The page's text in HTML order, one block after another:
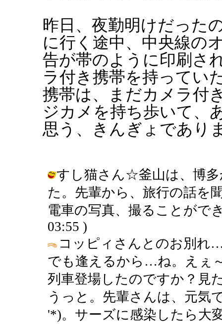
昨日、夜勤明けだった
に行く途中、中央線の
告が帯のように印刷さ
ラ付き携帯を持ってい
携帯は、まだカメラ付
ジカメを持ち歩いて、
思う、きんぎょであり
すし猫さん☆釜山は、博
た。先輩から、旅行の話を
電車の写真、撮ることがで
03:55 )
コッピィさんとのお別れ
でも逢えるから…ね。えぇ
列車登場したのですか？見
うっと。先輩さんは、元気
'*)。サーズに感染したら大